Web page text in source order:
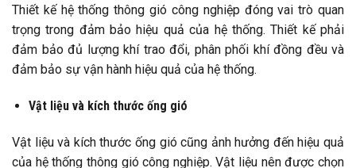
Thiết kế hệ thống thông gió công nghiệp đóng vai trò quan
trọng trong đảm bảo hiệu quả của hệ thống. Thiết kế phải
đảm bảo đủ lượng khí trao đổi, phân phối khí đồng đều và
đảm bảo sự vận hành hiệu quả của hệ thống.
Vật liệu và kích thước ống gió
Vật liệu và kích thước ống gió cũng ảnh hưởng đến hiệu quả
của hệ thống thông gió công nghiệp. Vật liệu nên được chọn